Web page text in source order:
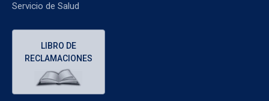
Servicio de Salud
LIBRO DE
RECLAMACIONES